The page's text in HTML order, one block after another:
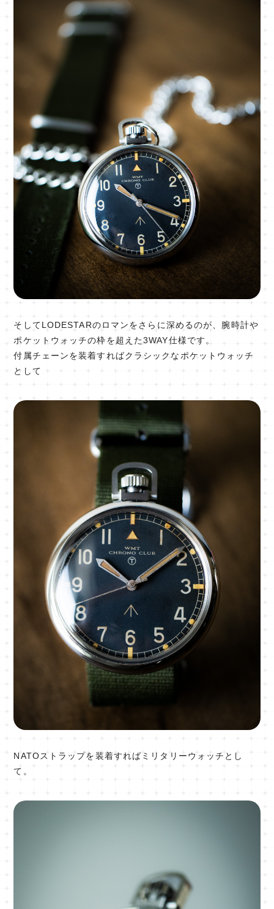
そしてLODESTARのロマンをさらに深めるのが、腕時計や
ポケットウォッチの枠を超えた3WAY仕様です。
付属チェーンを装着すればクラシックなポケットウォッチ
として
NATOストラップを装着すればミリタリーウォッチとし
て。